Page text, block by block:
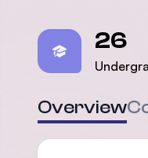
26
Overview